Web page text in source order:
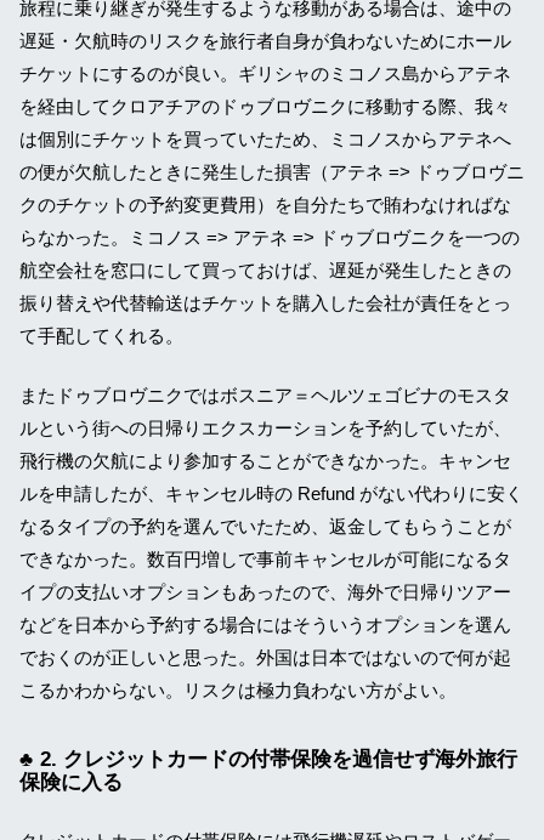
旅程に乗り継ぎが発生するような移動がある場合は、途中の
遅延・欠航時のリスクを旅行者自身が負わないためにホール
チケットにするのが良い。ギリシャのミコノス島からアテネ
を経由してクロアチアのドゥブロヴニクに移動する際、我々
は個別にチケットを買っていたため、ミコノスからアテネへ
の便が欠航したときに発生した損害（アテネ => ドゥブロヴニ
クのチケットの予約変更費用）を自分たちで賄わなければな
らなかった。ミコノス => アテネ => ドゥブロヴニクを一つの
航空会社を窓口にして買っておけば、遅延が発生したときの
振り替えや代替輸送はチケットを購入した会社が責任をとっ
て手配してくれる。
またドゥブロヴニクではボスニア＝ヘルツェゴビナのモスタ
ルという街への日帰りエクスカーションを予約していたが、
飛行機の欠航により参加することができなかった。キャンセ
ルを申請したが、キャンセル時の Refund がない代わりに安く
なるタイプの予約を選んでいたため、返金してもらうことが
できなかった。数百円増しで事前キャンセルが可能になるタ
イプの支払いオプションもあったので、海外で日帰りツアー
などを日本から予約する場合にはそういうオプションを選ん
でおくのが正しいと思った。外国は日本ではないので何が起
こるかわからない。リスクは極力負わない方がよい。
2. クレジットカードの付帯保険を過信せず海外旅行
保険に入る